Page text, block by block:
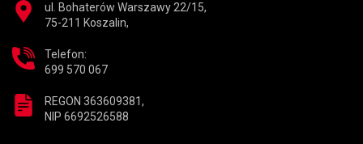
ul. Bohaterów Warszawy 22/15,
75-211 Koszalin,
Telefon:
699 570 067
REGON 363609381,
NIP 6692526588